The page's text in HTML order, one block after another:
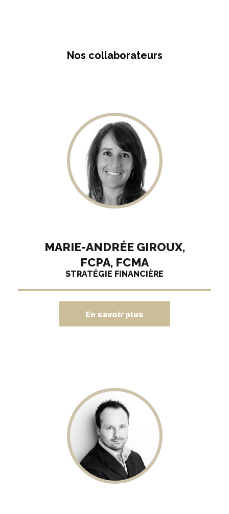
Nos collaborateurs
MARIE-ANDRÉE GIROUX,
FCPA, FCMA
STRATÉGIE FINANCIÈRE
En savoir plus